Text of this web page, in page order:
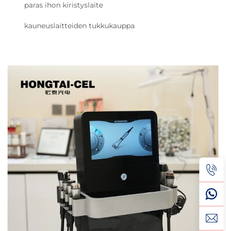
paras ihon kiristyslaite
kauneuslaitteiden tukkukauppa